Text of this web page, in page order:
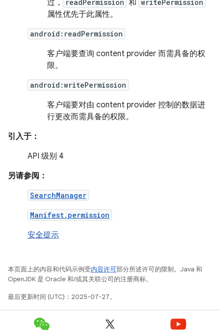
过， readPermission 和 writePermission
属性优先于此属性。
android:readPermission
客户端要查询 content provider 而需具备的权
限。
android:writePermission
客户端要对由 content provider 控制的数据进
行更改而需具备的权限。
引入于：
API 级别 4
另请参阅：
SearchManager
Manifest.permission
安全提示
本页面上的内容和代码示例受内容许可部分所述许可的限制。Java 和
OpenJDK 是 Oracle 和/或其关联公司的注册商标。
最后更新时间 (UTC)：2025-07-27。